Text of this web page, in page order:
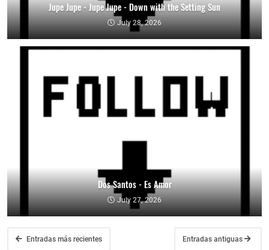
Jupe Jupe - Jupe Jupe - Down with the Setting Sun
July 28, 2026
Dos Santos - Es Amor
July 27, 2026
Entradas más recientes Entradas antiguas